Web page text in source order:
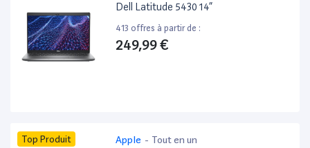
Dell Latitude 5430 14”
413 offres à partir de :
249,99 €
Top Produit Apple - Tout en un